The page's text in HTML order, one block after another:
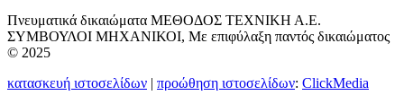
Πνευματικά δικαιώματα ΜΕΘΟΔΟΣ ΤΕΧΝΙΚΗ Α.Ε.
ΣΥΜΒΟΥΛΟΙ ΜΗΧΑΝΙΚΟΙ, Με επιφύλαξη παντός δικαιώματος
© 2025
κατασκευή ιστοσελίδων | προώθηση ιστοσελίδων: ClickMedia